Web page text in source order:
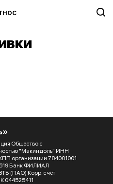
Общество с
"Макиндоль" ИНН
организации 784001001
Банк ФИЛИАЛ
(ПАО) Корр. счёт
044525411